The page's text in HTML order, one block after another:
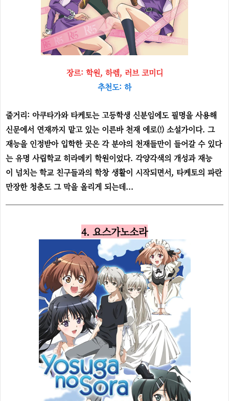
장르: 학원, 하렘, 러브 코미디
추천도: 하
줄거리: 아쿠타가와 타케토는 고등학생 신분임에도 필명을 사용해
신문에서 연재까지 맡고 있는 이른바 천재 에로(!) 소설가이다. 그
재능을 인정받아 입학한 곳은 각 분야의 천재들만이 들어갈 수 있다
는 유명 사립학교 히라메키 학원이었다. 각양각색의 개성과 재능
이 넘치는 학교 친구들과의 학창 생활이 시작되면서, 타케토의 파란
만장한 청춘도 그 막을 올리게 되는데...
4. 요스가노소라